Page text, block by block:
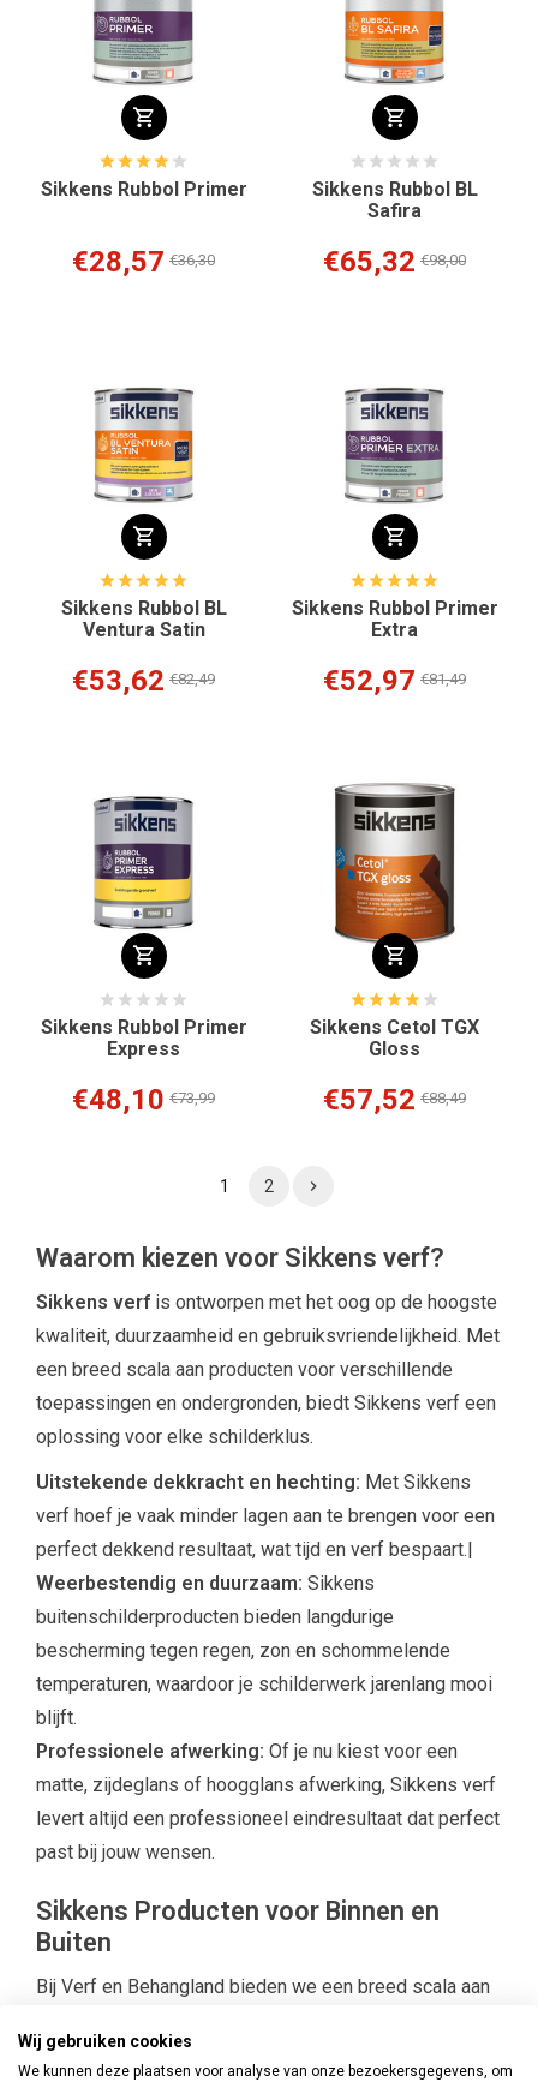
Sikkens Rubbol Primer
€28,57 €36,30
Sikkens Rubbol BL
Safira
€65,32 €98,00
Sikkens Rubbol BL
Ventura Satin
€53,62 €82,49
Sikkens Rubbol Primer
Extra
€52,97 €81,49
Sikkens Rubbol Primer
Express
€48,10 €73,99
Sikkens Cetol TGX
Gloss
€57,52 €88,49
1 2
Waarom kiezen voor Sikkens verf?
Sikkens verf is ontworpen met het oog op de hoogste
kwaliteit, duurzaamheid en gebruiksvriendelijkheid. Met
een breed scala aan producten voor verschillende
toepassingen en ondergronden, biedt Sikkens verf een
oplossing voor elke schilderklus.
Uitstekende dekkracht en hechting: Met Sikkens
verf hoef je vaak minder lagen aan te brengen voor een
perfect dekkend resultaat, wat tijd en verf bespaart.|
Weerbestendig en duurzaam: Sikkens
buitenschilderproducten bieden langdurige
bescherming tegen regen, zon en schommelende
temperaturen, waardoor je schilderwerk jarenlang mooi
blijft.
Professionele afwerking: Of je nu kiest voor een
matte, zijdeglans of hoogglans afwerking, Sikkens verf
levert altijd een professioneel eindresultaat dat perfect
past bij jouw wensen.
Sikkens Producten voor Binnen en
Buiten
Bij Verf en Behangland bieden we een breed scala aan
uiteenlopende toepassingen, zowel binnen als buiten.
Wij gebruiken cookies
We kunnen deze plaatsen voor analyse van onze bezoekersgegevens, om